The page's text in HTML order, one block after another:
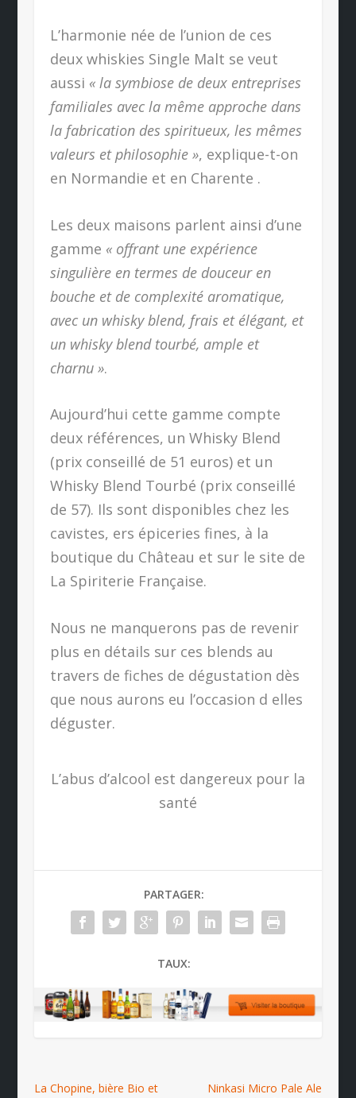
L’harmonie née de l’union de ces
deux whiskies Single Malt se veut
aussi « la symbiose de deux entreprises
familiales avec la même approche dans
la fabrication des spiritueux, les mêmes
valeurs et philosophie », explique-t-on
en Normandie et en Charente .
Les deux maisons parlent ainsi d’une
gamme « offrant une expérience
singulière en termes de douceur en
bouche et de complexité aromatique,
avec un whisky blend, frais et élégant, et
un whisky blend tourbé, ample et
charnu ».
Aujourd’hui cette gamme compte
deux références, un Whisky Blend
(prix conseillé de 51 euros) et un
Whisky Blend Tourbé (prix conseillé
de 57). Ils sont disponibles chez les
cavistes, ers épiceries fines, à la
boutique du Château et sur le site de
La Spiriterie Française.
Nous ne manquerons pas de revenir
plus en détails sur ces blends au
travers de fiches de dégustation dès
que nous aurons eu l’occasion d elles
déguster.
L’abus d’alcool est dangereux pour la
santé
PARTAGER:
TAUX:
La Chopine, bière Bio et
Ninkasi Micro Pale Ale